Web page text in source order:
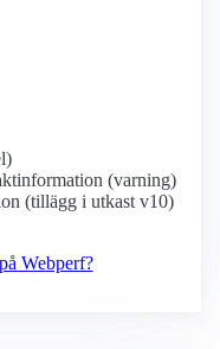
(varning)
(tillägg i utkast v10)
Webperf?